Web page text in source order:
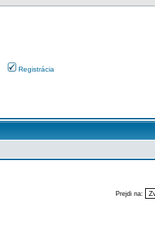
Registrácia
Prejdi na: